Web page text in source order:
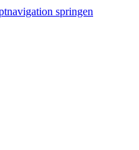
springen